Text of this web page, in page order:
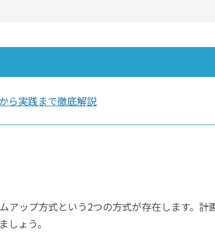
ら実践まで徹底解説
アップ方式という2つの方式が存在します。計
ょう。